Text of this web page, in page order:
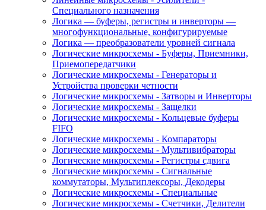
Специального назначения
Логика — буферы, регистры и инверторы —
многофункциональные, конфигурируемые
Логика — преобразователи уровней сигнала
Логические микросхемы - Буферы, Приемники,
Приемопередатчики
Логические микросхемы - Генераторы и
Устройства проверки четности
Логические микросхемы - Затворы и Инверторы
Логические микросхемы - Защелки
Логические микросхемы - Кольцевые буферы
FIFO
Логические микросхемы - Компараторы
Логические микросхемы - Мультивибраторы
Логические микросхемы - Регистры сдвига
Логические микросхемы - Сигнальные
коммутаторы, Мультиплексоры, Декодеры
Логические микросхемы - Специальные
Логические микросхемы - Счетчики, Делители